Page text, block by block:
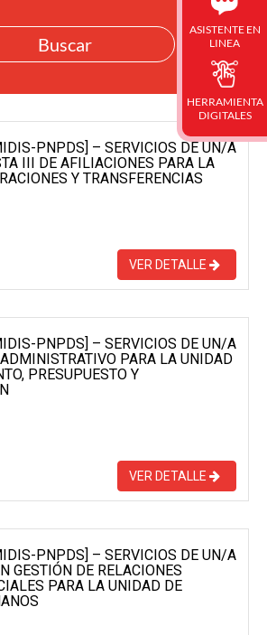
PNPDS] – SERVICIOS DE UN/A
III DE AFILIACIONES PARA LA
Y TRANSFERENCIAS
VER DETALLE
PNPDS] – SERVICIOS DE UN/A
PARA LA UNIDAD
PRESUPUESTO Y
VER DETALLE
PNPDS] – SERVICIOS DE UN/A
GESTIÓN DE RELACIONES
PARA LA UNIDAD DE
ASISTENTE EN
LINEA
HERRAMIENTA
DIGITALES